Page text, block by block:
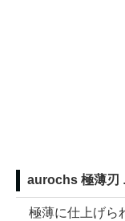
aurochs 極薄刃
極薄に仕上げら